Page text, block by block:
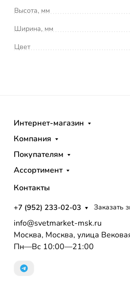
Высота, мм
Ширина, мм
Цвет
Интернет-магазин
Компания
Покупателям
Ассортимент
Контакты
+7 (952) 233-02-03 Заказать
info@svetmarket-msk.ru
Москва, Москва, улица
Пн—Вс 10:00—21:00